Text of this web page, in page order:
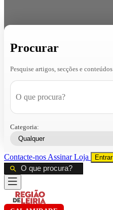
Procurar
Pesquise artigos, secções e conteúdos
Categoria:
Contacte-nos AssinarLoja Entrar